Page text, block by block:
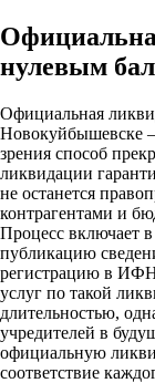
нулевым
Официальная
Новокуйбышевске
зрения способ
ликвидации
не останется
контрагентами и
Процесс включает
публикацию
регистрацию в
услуг по такой
длительностью,
учредителей в
официальную
соответствие